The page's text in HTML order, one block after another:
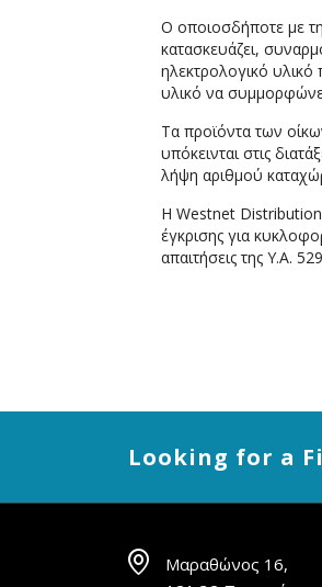
Ο οποιοσδήποτε με
κατασκευάζει,
ηλεκτρολογικό
υλικό να
Τα προϊόντα των
υπόκεινται στις
λήψη αριθμού
Η Westnet
έγκρισης για
απαιτήσεις της Υ.Α.
Looking for a
Μαραθώνος 16,